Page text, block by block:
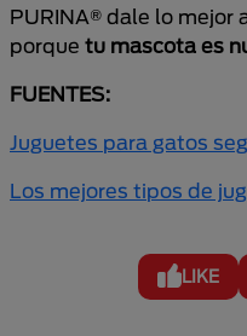
PURINA® dale lo mejor
porque tu mascota es
FUENTES:
Juguetes para gatos
Los mejores tipos de
LIKE